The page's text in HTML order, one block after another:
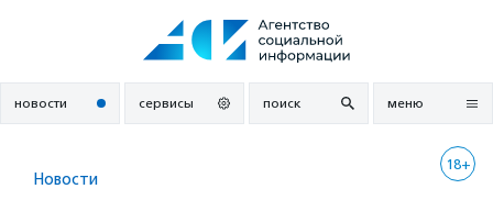
новости сервисы поиск меню
18+
Новости